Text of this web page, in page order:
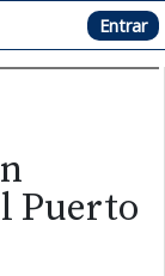
Hemeroteca Entrar
Puerto